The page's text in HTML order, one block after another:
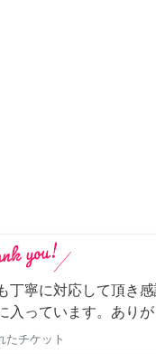
丁寧に対応して頂き
入っています。あり
たチケット